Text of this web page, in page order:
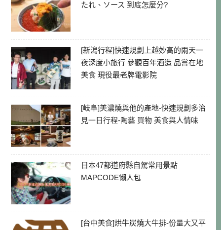
たれ、ソース 到底怎麼分?
[新潟行程]快速規劃上越妙高的兩天一
夜深度小旅行 參觀百年酒造 品嘗在地
美食 現役最老牌電影院
[岐阜]美濃燒與他的產地-快速規劃多治
見一日行程-陶藝 買物 美食與人情味
日本47都道府縣自駕常用景點
MAPCODE懶人包
[台中美食]烘牛炭燒大牛排-份量大又平